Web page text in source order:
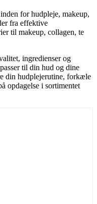
for hudpleje, makeup,
fra effektive
til makeup, collagen, te
ingredienser og
til din hud og dine
din hudplejerutine, forkæle
opdagelse i sortimentet